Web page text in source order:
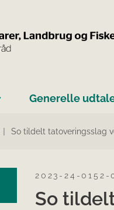
Generelle
So tildelt tatoveringsslag
2023-24-0152-
So